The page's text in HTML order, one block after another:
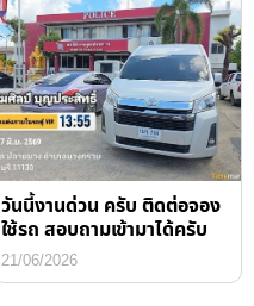
วันนี้งานด่วน ครับ ติดต่อจอง
ใช้รถ สอบถามเข้ามาได้ครับ
21/06/2026